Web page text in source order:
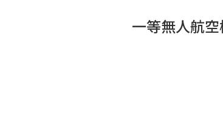
一等無人航